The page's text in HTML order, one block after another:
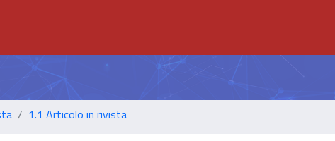
1.1 Articolo in rivista